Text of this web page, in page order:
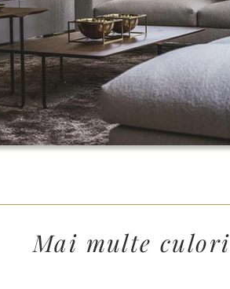
Mai multe culori